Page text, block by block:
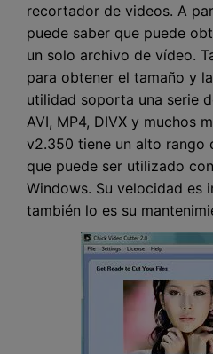
recortador de videos. A
puede saber que puede
un solo archivo de vídeo.
para obtener el tamaño y
utilidad soporta una serie
AVI, MP4, DIVX y muchos
v2.350 tiene un alto rango
que puede ser utilizado
Windows. Su velocidad es
también lo es su